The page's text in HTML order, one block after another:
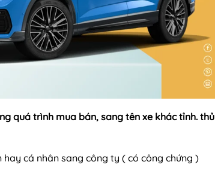
quá trình mua bán, sang tên xe khác tỉnh. thủ
cá nhân sang công ty ( có công chứng )